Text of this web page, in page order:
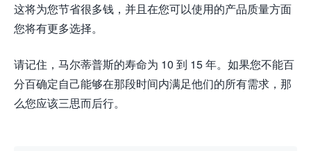
这将为您节省很多钱，并且在您可以使用的产品质量方面
您将有更多选择。
请记住，马尔蒂普斯的寿命为 10 到 15 年。如果您不能百
分百确定自己能够在那段时间内满足他们的所有需求，那
么您应该三思而后行。